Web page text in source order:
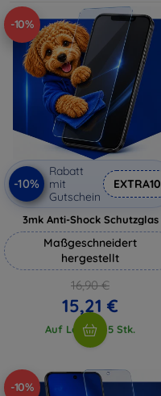
-10%
-10%
Rabatt
mit
Gutschein
EXTRA10
3mk Anti-Shock Schutzglas
Maßgeschneidert
hergestellt
16,90 €
15,21 €
Auf Lager > 5 Stk.
-10%